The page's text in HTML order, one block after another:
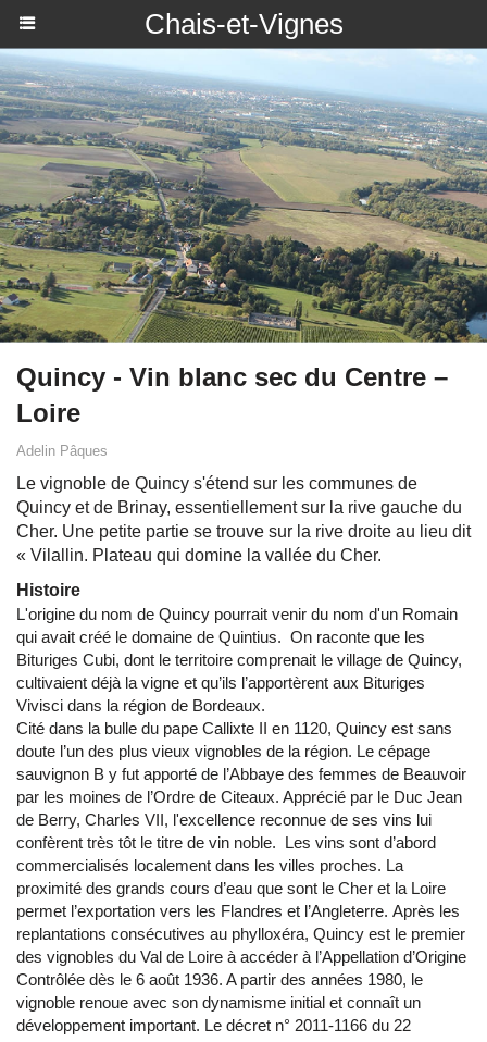
Chais-et-Vignes
Quincy - Vin blanc sec du Centre –
Loire
Adelin Pâques
Le vignoble de Quincy s'étend sur les communes de
Quincy et de Brinay, essentiellement sur la rive gauche du
Cher. Une petite partie se trouve sur la rive droite au lieu dit
« Vilallin. Plateau qui domine la vallée du Cher.
Histoire
L'origine du nom de Quincy pourrait venir du nom d'un Romain
qui avait créé le domaine de Quintius. On raconte que les
Bituriges Cubi, dont le territoire comprenait le village de Quincy,
cultivaient déjà la vigne et qu’ils l’apportèrent aux Bituriges
Vivisci dans la région de Bordeaux.
Cité dans la bulle du pape Callixte II en 1120, Quincy est sans
doute l’un des plus vieux vignobles de la région. Le cépage
sauvignon B y fut apporté de l’Abbaye des femmes de Beauvoir
par les moines de l’Ordre de Citeaux. Apprécié par le Duc Jean
de Berry, Charles VII, l'excellence reconnue de ses vins lui
confèrent très tôt le titre de vin noble. Les vins sont d’abord
commercialisés localement dans les villes proches. La
proximité des grands cours d’eau que sont le Cher et la Loire
permet l’exportation vers les Flandres et l’Angleterre. Après les
replantations consécutives au phylloxéra, Quincy est le premier
des vignobles du Val de Loire à accéder à l’Appellation d’Origine
Contrôlée dès le 6 août 1936. A partir des années 1980, le
vignoble renoue avec son dynamisme initial et connaît un
développement important. Le décret n° 2011-1166 du 22